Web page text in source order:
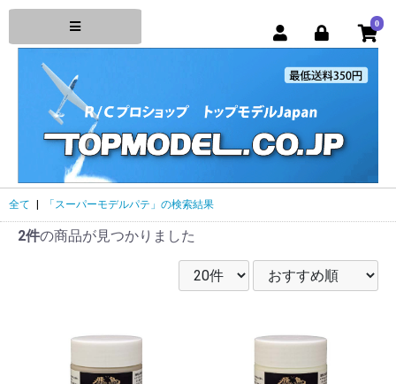
0
全て 「スーパーモデルパテ」の検索結果
2件の商品が見つかりました